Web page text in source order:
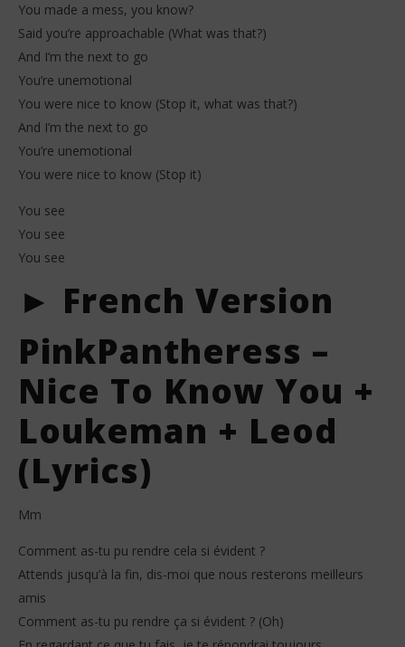
You made a mess, you know?
Said you’re approachable (What was that?)
And I’m the next to go
You’re unemotional
You were nice to know (Stop it, what was that?)
And I’m the next to go
You’re unemotional
You were nice to know (Stop it)
You see
You see
You see
► French Version
PinkPantheress –
Nice To Know You +
Loukeman + Leod
(Lyrics)
Mm
Comment as-tu pu rendre cela si évident ?
Attends jusqu’à la fin, dis-moi que nous resterons meilleurs
amis
Comment as-tu pu rendre ça si évident ? (Oh)